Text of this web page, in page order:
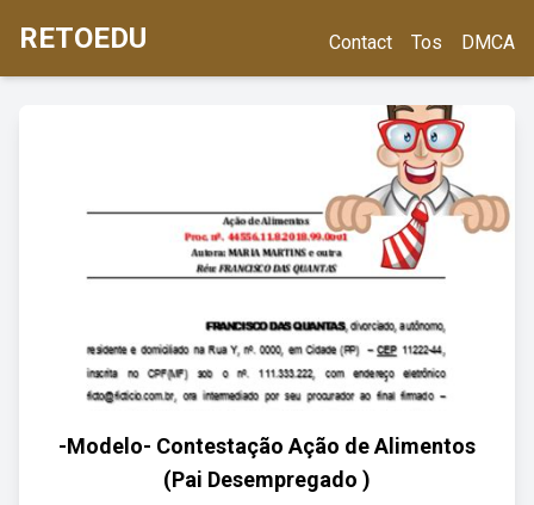
RETOEDU Contact Tos DMCA
-Modelo- Contestação Ação de Alimentos
(Pai Desempregado )